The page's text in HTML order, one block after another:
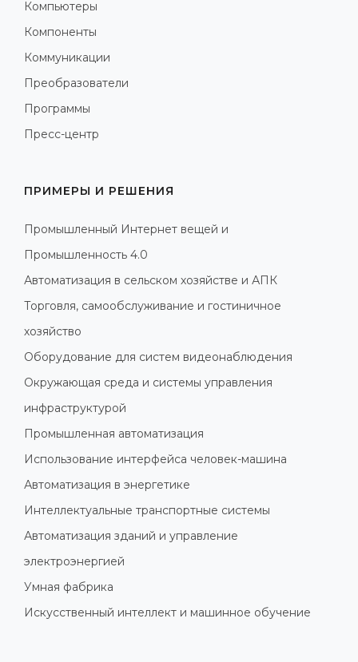
Компьютеры
Компоненты
Коммуникации
Преобразователи
Программы
Пресс-центр
ПРИМЕРЫ И РЕШЕНИЯ
Промышленный Интернет вещей и
Промышленность 4.0
Автоматизация в сельском хозяйстве и АПК
Торговля, самообслуживание и гостиничное
хозяйство
Оборудование для систем видеонаблюдения
Окружающая среда и системы управления
инфраструктурой
Промышленная автоматизация
Использование интерфейса человек-машина
Автоматизация в энергетике
Интеллектуальные транспортные системы
Автоматизация зданий и управление
электроэнергией
Умная фабрика
Искусственный интеллект и машинное обучение